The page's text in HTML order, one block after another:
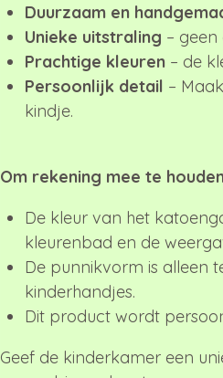
Duurzaam en
Unieke uitstraling –
Prachtige kleuren – de
Persoonlijk detail –
kindje.
Om rekening mee te
De kleur van het
kleurenbad en de
De punnikvorm is alleen
kinderhandjes.
Dit product wordt
Geef de kinderkamer een